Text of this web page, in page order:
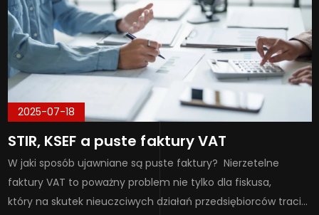
2025-07-18
STIR, KSEF a puste faktury VAT
W jaki sposób ujawniane są puste faktury? Nierzetelne
faktury VAT to poważny problem nie tylko dla fiskusa,
który na skutek nieuczciwych działań przedsiębiorców traci…